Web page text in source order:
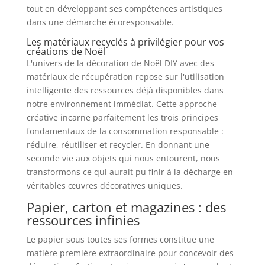
tout en développant ses compétences artistiques
dans une démarche écoresponsable.
Les matériaux recyclés à privilégier pour vos
créations de Noël
L'univers de la décoration de Noël DIY avec des
matériaux de récupération repose sur l'utilisation
intelligente des ressources déjà disponibles dans
notre environnement immédiat. Cette approche
créative incarne parfaitement les trois principes
fondamentaux de la consommation responsable :
réduire, réutiliser et recycler. En donnant une
seconde vie aux objets qui nous entourent, nous
transformons ce qui aurait pu finir à la décharge en
véritables œuvres décoratives uniques.
Papier, carton et magazines : des
ressources infinies
Le papier sous toutes ses formes constitue une
matière première extraordinaire pour concevoir des